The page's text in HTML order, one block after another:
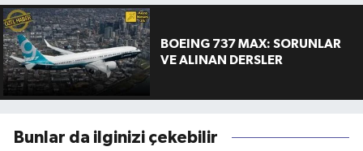
BOEING 737 MAX: SORUNLAR
VE ALINAN DERSLER
Bunlar da ilginizi çekebilir